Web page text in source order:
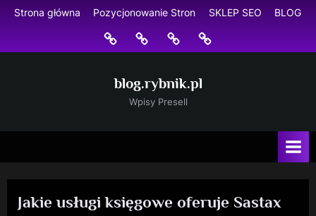
Skip
content
Strona główna Pozycjonowanie Stron SKLEP SEO BLOG
Strona
główna
Pozycjonowanie
Stron
SKLEP
SEO
BLOG
blog.rybnik.pl
Wpisy Presell
Jakie usługi księgowe oferuje Sastax